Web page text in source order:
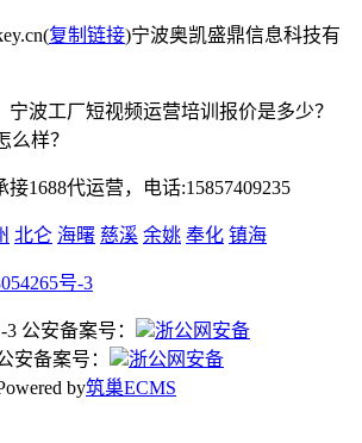
复制链接)宁波奥凯盛鼎信息科技有
宁波工厂短视频运营培训报价是多少？
么样？
1688代运营，电话:15857409235
北仑 海曙 慈溪 余姚 奉化 镇海
号-3
公安备案号：
浙公网安备
安备案号：
浙公网安备
by筑巢ECMS